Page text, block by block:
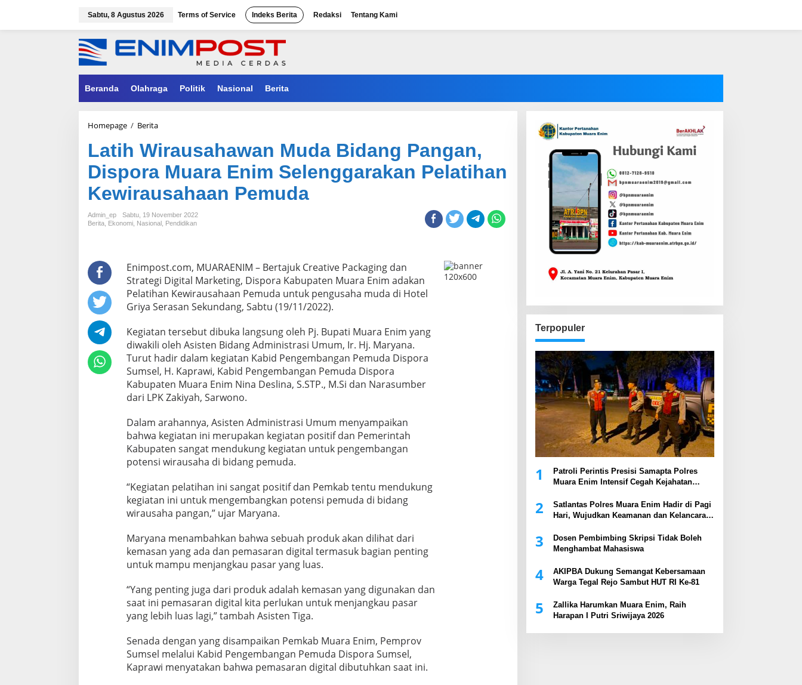
Sabtu, 8 Agustus 2026 Terms of Service Indeks Berita Redaksi Tentang Kami
Beranda Olahraga Politik Nasional Berita
Homepage / BeritaLatih
Muda
Bidang
Pangan,
Dispora
Muara
Enim
Selenggarakan
Pelatihan
Latih Wirausahawan Muda Bidang Pangan,
Dispora Muara Enim Selenggarakan Pelatihan
Kewirausahaan Pemuda
Admin_ep
Sabtu, 19 November 2022
Berita Ekonomi Nasional Pendidikan
Enimpost.com, MUARAENIM – Bertajuk Creative Packaging dan
Strategi Digital Marketing, Dispora Kabupaten Muara Enim adakan
Pelatihan Kewirausahaan Pemuda untuk pengusaha muda di Hotel
Griya Serasan Sekundang, Sabtu (19/11/2022).
Kegiatan tersebut dibuka langsung oleh Pj. Bupati Muara Enim yang
diwakili oleh Asisten Bidang Administrasi Umum, Ir. Hj. Maryana.
Turut hadir dalam kegiatan Kabid Pengembangan Pemuda Dispora
Sumsel, H. Kaprawi, Kabid Pengembangan Pemuda Dispora
Kabupaten Muara Enim Nina Deslina, S.STP., M.Si dan Narasumber
dari LPK Zakiyah, Sarwono.
Dalam arahannya, Asisten Administrasi Umum menyampaikan
bahwa kegiatan ini merupakan kegiatan positif dan Pemerintah
Kabupaten sangat mendukung kegiatan untuk pengembangan
potensi wirausaha di bidang pemuda.
“Kegiatan pelatihan ini sangat positif dan Pemkab tentu mendukung
kegiatan ini untuk mengembangkan potensi pemuda di bidang
wirausaha pangan,” ujar Maryana.
Maryana menambahkan bahwa sebuah produk akan dilihat dari
kemasan yang ada dan pemasaran digital termasuk bagian penting
untuk mampu menjangkau pasar yang luas.
“Yang penting juga dari produk adalah kemasan yang digunakan dan
saat ini pemasaran digital kita perlukan untuk menjangkau pasar
yang lebih luas lagi,” tambah Asisten Tiga.
Senada dengan yang disampaikan Pemkab Muara Enim, Pemprov
Sumsel melalui Kabid Pengembangan Pemuda Dispora Sumsel,
Kaprawi menyatakan bahwa pemasaran digital dibutuhkan saat ini.
Terpopuler
1
Patroli Perintis Presisi Samapta Polres
Muara Enim Intensif Cegah Kejahatan
2
Satlantas Polres Muara Enim Hadir di Pagi
Hari, Wujudkan Keamanan dan Kelancaran
3
Dosen Pembimbing Skripsi Tidak Boleh
Menghambat Mahasiswa
4
AKIPBA Dukung Semangat Kebersamaan
Warga Tegal Rejo Sambut HUT RI Ke-81
5
Zallika Harumkan Muara Enim, Raih
Harapan I Putri Sriwijaya 2026